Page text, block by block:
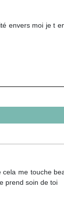
envers moi je t
me touche
prend soin de toi